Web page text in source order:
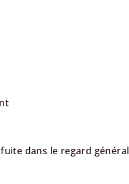
dans le regard général